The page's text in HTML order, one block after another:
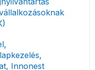
#free
Innonest